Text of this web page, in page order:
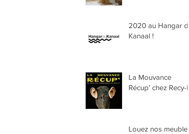
2020 au Hangar du
Kanaal !
La Mouvance
Récup' chez Recy-K
Louez nos meubles